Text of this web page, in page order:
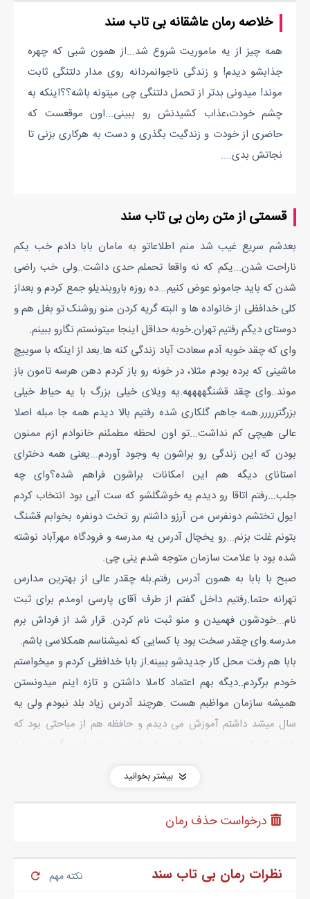
خلاصه رمان عاشقانه بی تاب سند
همه چیز از یه ماموریت شروع شد...از همون شبی که چهره
جذابشو دیدم! و زندگی ناجوانمردانه روی مدار دلتنگی ثابت
موند! میدونی بدتر از تحمل دلتنگی چی میتونه باشه؟؟اینکه به
چشم خودت،عذاب کشیدنش رو ببینی...اون موقعست که
حاضری از خودت و زندگیت بگذری و دست به هرکاری بزنی تا
نجاتش بدی....
قسمتی از متن رمان بی تاب سند
بعدشم سریع غیب شد منم اطلاعاتو به مامان بابا دادم خب یکم
ناراحت شدن...یکم که نه واقعا تحملم حدی داشت..ولی خب راضی
شدن که باید جامونو عوض کنیم...ده روزه باروبندیلو جمع کردم و بعداز
کلی خدافظی از خانواده ها و البته گریه کردن منو روشنک تو بغل هم و
دوستای دیگم رفتیم تهران.خوبه حداقل اینجا میتونستم نگارو ببینم.
وای که چقد خوبه آدم سعادت آباد زندگی کنه ها.بعد از اینکه با سوییچ
ماشینی که برده بودم مثلا، در خونه رو باز کردم دهن هرسه تامون باز
موند..وای چقد قشنگههههه.یه ویلای خیلی بزرگ با یه حیاط خیلی
بزرگتررررر.همه جاهم گلکاری شده رفتیم بالا دیدم همه جا مبله اصلا
عالی هیچی کم نداشت...تو اون لحظه مطمئنم خانوادم ازم ممنون
بودن که این زندگی رو براشون به وجود آوردم...یعنی همه دخترای
استانای دیگه هم این امکانات براشون فراهم شده؟وای چه
جلب...رفتم اتاقا رو دیدم یه خوشگلشو که ست آبی بود انتخاب کردم
ایول تختشم دونفرس من آرزو داشتم رو تخت دونفره بخوابم قشنگ
بتونم غلت بزنم...رو یخچال آدرس یه مدرسه و فرودگاه مهرآباد نوشته
شده بود با علامت سازمان متوجه شدم ینی چی.
صبح با بابا به همون آدرس رفتم.بله چقدر عالی از بهترین مدارس
تهرانه حتما.رفتیم داخل گفتم از طرف آقای پارسی اومدم برای ثبت
نام...خودشون فهمیدن و منو ثبت نام کردن. قرار شد از فرداش برم
مدرسه.وای چقدر سخت بود با کسایی که نمیشناسم همکلاسی باشم.
بابا هم رفت محل کار جدیدشو ببینه.از بابا خدافظی کردم و میخواستم
خودم برگردم..دیگه بهم اعتماد کاملا داشتن و تازه اینم میدونستن
همیشه سازمان مواظبم هست .هرچند آدرس زیاد بلد نبودم ولی یه
سال میشد داشتم آموزش می دیدم و حافظه هم از مباحثی بود که
هندزفری گذاشتم تو گوشم و با آرامش قدم زدم.تلفنم زنگ خورد با
_جانم مامان
_چرا من رفتم مدرسمو دیدم.باباهم رفت محل کارشو ببینه من دارم
بیشتر بخوانید
نظرات رمان بی تاب سند نکته مهم